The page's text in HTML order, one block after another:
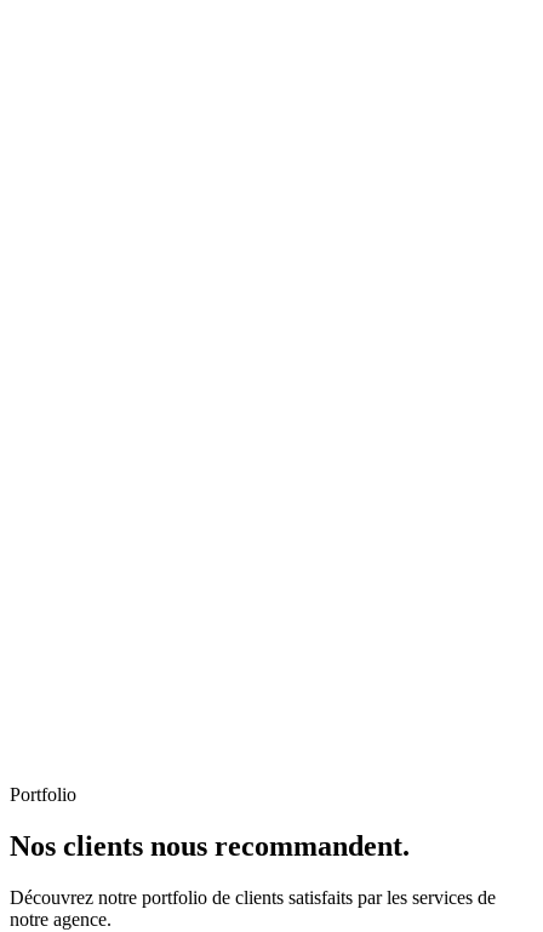
Portfolio
Nos clients nous recommandent.
Découvrez notre portfolio de clients satisfaits par les services de
notre agence.